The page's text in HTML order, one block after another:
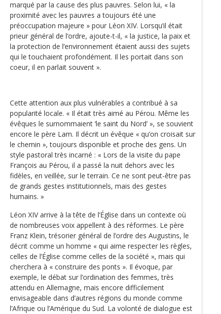
marqué par la cause des plus pauvres. Selon lui, « la
proximité avec les pauvres a toujours été une
préoccupation majeure » pour Léon XIV. Lorsqu’il était
prieur général de l’ordre, ajoute-t-il, « la justice, la paix et
la protection de l’environnement étaient aussi des sujets
qui le touchaient profondément. Il les portait dans son
coeur, il en parlait souvent ».
Cette attention aux plus vulnérables a contribué à sa
popularité locale. « Il était très aimé au Pérou. Même les
évêques le surnommaient ‘le saint du Nord’ », se souvient
encore le père Lam. Il décrit un évêque « qu’on croisait sur
le chemin », toujours disponible et proche des gens. Un
style pastoral très incarné : « Lors de la visite du pape
François au Pérou, il a passé la nuit dehors avec les
fidèles, en veillée, sur le terrain. Ce ne sont peut-être pas
de grands gestes institutionnels, mais des gestes
humains. »
Léon XIV arrive à la tête de l’Église dans un contexte où
de nombreuses voix appellent à des réformes. Le père
Franz Klein, trésorier général de l’ordre des Augustins, le
décrit comme un homme « qui aime respecter les règles,
celles de l’Église comme celles de la société », mais qui
cherchera à « construire des ponts ». Il évoque, par
exemple, le débat sur l’ordination des femmes, très
attendu en Allemagne, mais encore difficilement
envisageable dans d’autres régions du monde comme
l’Afrique ou l’Amérique du Sud. La volonté de dialogue est